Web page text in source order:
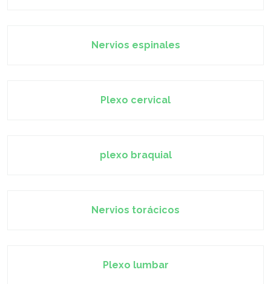
Nervios espinales
Plexo cervical
plexo braquial
Nervios torácicos
Plexo lumbar